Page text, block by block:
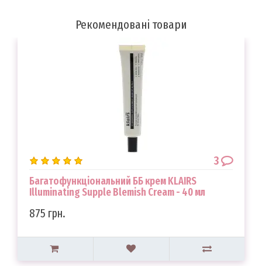
Рекомендовані товари
3
Багатофункціональний ББ крем KLAIRS
Illuminating Supple Blemish Cream - 40 мл
875 грн.